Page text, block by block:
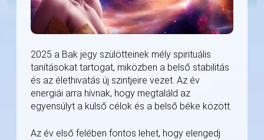
2025 a Bak jegy szülötteinek mély spirituális
tanításokat tartogat, miközben a belső stabilitás
és az élethivatás új szintjeire vezet. Az év
energiái arra hívnak, hogy megtaláld az
egyensúlyt a külső célok és a belső béke között.
Az év első felében fontos lehet, hogy elengedj